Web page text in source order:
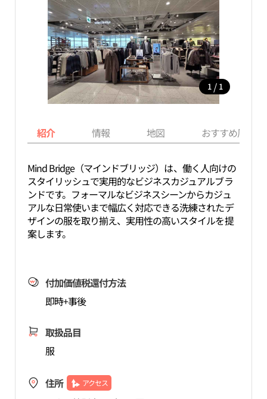
1 / 1
紹介 情報 地図 おすすめ周辺
Mind Bridge（マインドブリッジ）は、働く人向けの
スタイリッシュで実用的なビジネスカジュアルブラ
ンドです。フォーマルなビジネスシーンからカジュ
アルな日常使いまで幅広く対応できる洗練されたデ
ザインの服を取り揃え、実用性の高いスタイルを提
案します。
付加価値税還付方法
即時+事後
取扱品目
服
住所 アクセス